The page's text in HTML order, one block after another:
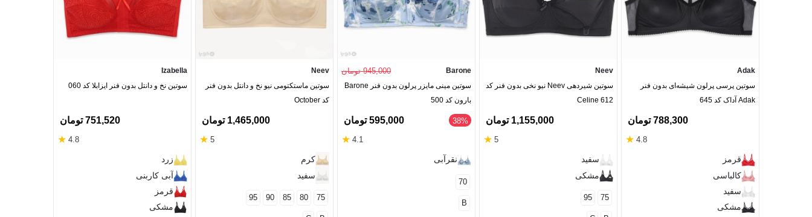
Adak
سوتین پرسی پرلون شیشه‌ای بدون فنر
Adak آداک کد 645
788,300 تومان
4.8
★
قرمز
کالباسی
سفید
مشکی
Neev
سوتین شیردهی Neev نیو نخی بدون فنر کد
Celine 612
1,155,000 تومان
5
★
سفید
مشکی
75
95
Barone 945,000 تومان
سوتین مینی مایزر پرلون بدون فنر Barone
بارون کد 500
38% 595,000 تومان
4.1
★
نقرآبی
70
B
Neev
سوتین ماستکتومی نیو نخ و دانتل بدون فنر
کد October
1,465,000 تومان
5
★
کرم
سفید
75
80
85
90
95
Izabella
سوتین نخ و دانتل بدون فنر ایزابلا کد 060
751,520 تومان
4.8
★
زرد
آبی کاربنی
قرمز
مشکی